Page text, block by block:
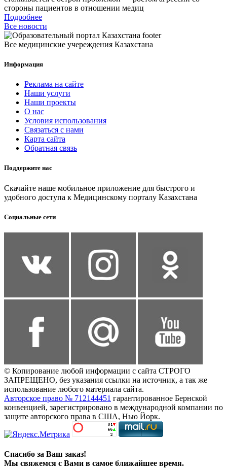
стороны пациентов в отношении медиц
Подробнее
Все новости
Все медицинские учереждения Казахстана
Информация
Реклама на сайте
Наши услуги
Наши проекты
О нас
Условия использования
Связаться с нами
Карта сайта
Обратная связь
Поддержите нас
Скачайте наше мобильное приложение для быстрого и
удобного доступа к Медицинскому порталу Казахстана
Социальные сети
© Копирование любой информации с сайта СТРОГО
ЗАПРЕЩЕНО, без указания ссылки на источник, а так же
использование любого материала сайта.
Авторское право № 712144451 гарантированное Бернской
конвенцией, зарегистрировано в международной компании по
защите авторского права в США, Нью Йорк.
Спасибо за Ваш заказ!
Мы свяжемся с Вами в самое ближайшее время.